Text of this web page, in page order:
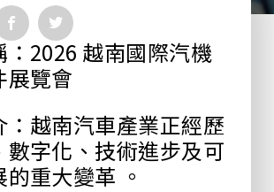
：2026 越南國際汽機
展覽會
：越南汽車產業正經歷
數字化、技術進步及可
重大變革 。